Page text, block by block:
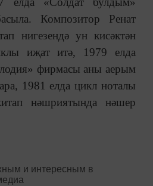
Композитор Ренат
нигезендә ун кисәктән
иҗат итә, 1979 елда
фирмасы аны аерым
1981 елда цикл ноталы
нәшриятында нәшер
и интересным в